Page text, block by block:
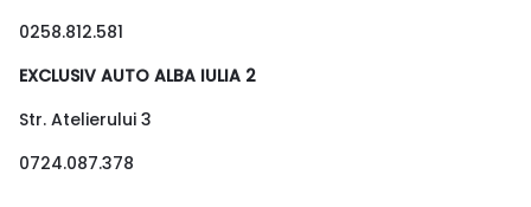
0258.812.581
EXCLUSIV AUTO ALBA IULIA 2
Str. Atelierului 3
0724.087.378